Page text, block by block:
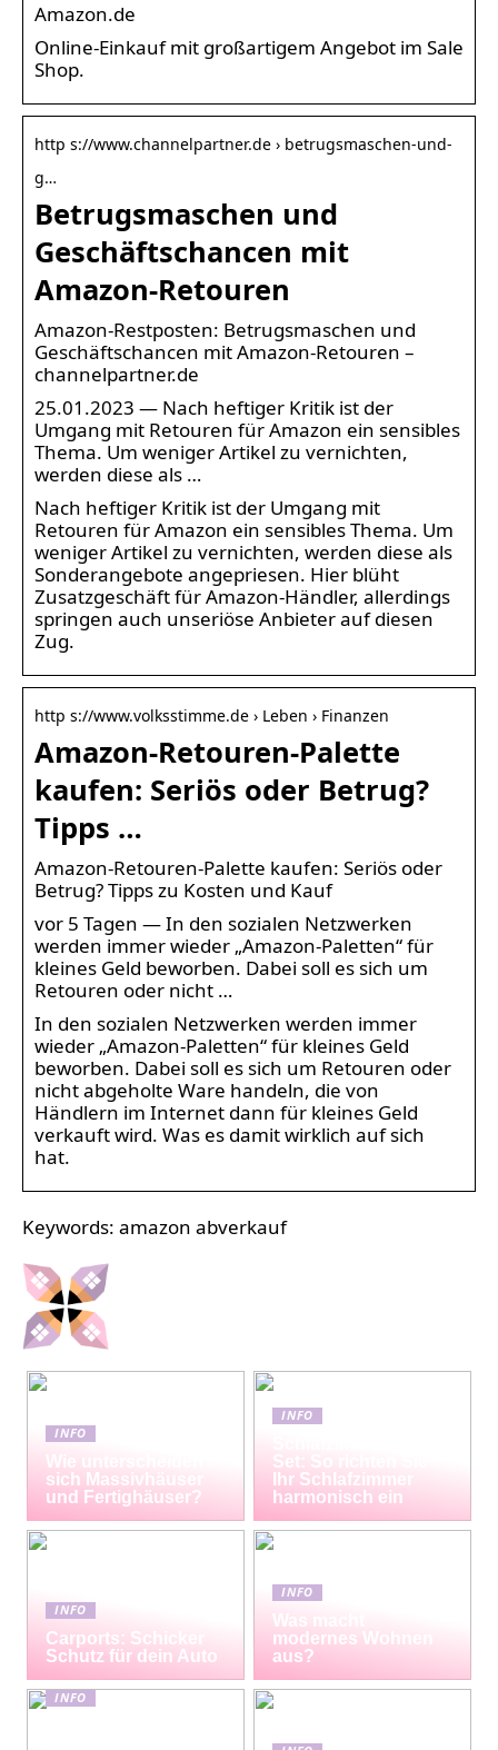
Amazon.de
Online-Einkauf mit großartigem Angebot im Sale
Shop.
http s://www.channelpartner.de › betrugsmaschen-und-
g…
Betrugsmaschen und
Geschäftschancen mit
Amazon-Retouren
Amazon-Restposten: Betrugsmaschen und
Geschäftschancen mit Amazon-Retouren –
channelpartner.de
25.01.2023 — Nach heftiger Kritik ist der
Umgang mit Retouren für Amazon ein sensibles
Thema. Um weniger Artikel zu vernichten,
werden diese als …
Nach heftiger Kritik ist der Umgang mit
Retouren für Amazon ein sensibles Thema. Um
weniger Artikel zu vernichten, werden diese als
Sonderangebote angepriesen. Hier blüht
Zusatzgeschäft für Amazon-Händler, allerdings
springen auch unseriöse Anbieter auf diesen
Zug.
http s://www.volksstimme.de › Leben › Finanzen
Amazon-Retouren-Palette
kaufen: Seriös oder Betrug?
Tipps …
Amazon-Retouren-Palette kaufen: Seriös oder
Betrug? Tipps zu Kosten und Kauf
vor 5 Tagen — In den sozialen Netzwerken
werden immer wieder „Amazon-Paletten“ für
kleines Geld beworben. Dabei soll es sich um
Retouren oder nicht …
In den sozialen Netzwerken werden immer
wieder „Amazon-Paletten“ für kleines Geld
beworben. Dabei soll es sich um Retouren oder
nicht abgeholte Ware handeln, die von
Händlern im Internet dann für kleines Geld
verkauft wird. Was es damit wirklich auf sich
hat.
Keywords: amazon abverkauf
INFO
Wie unterscheiden
sich Massivhäuser
und Fertighäuser?
INFO
Set: So richten Sie
Ihr Schlafzimmer
harmonisch ein
INFO
Carports: Schicker
Schutz für dein Auto
INFO
Was macht
modernes Wohnen
aus?
INFO